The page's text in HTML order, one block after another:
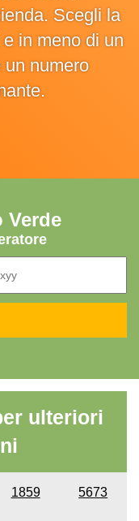
Scegli la
in meno di un
numero
Verde
ulteriori
1859 5673